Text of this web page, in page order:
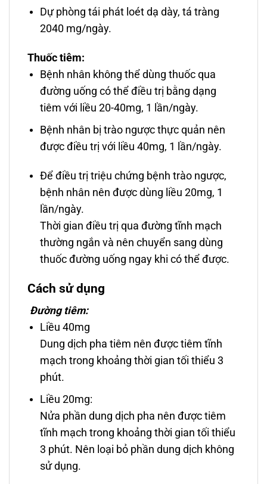
Dự phòng tái phát loét dạ dày, tá tràng
2040 mg/ngày.
Thuốc tiêm:
Bệnh nhân không thể dùng thuốc qua
đường uống có thể điều trị bằng dạng
tiêm với liều 20-40mg, 1 lần/ngày.
Bệnh nhân bị trào ngược thực quản nên
được điều trị với liều 40mg, 1 lần/ngày.
Ðể điều trị triệu chứng bệnh trào ngược,
bệnh nhân nên được dùng liều 20mg, 1
lần/ngày.
Thời gian điều trị qua đường tĩnh mạch
thường ngắn và nên chuyển sang dùng
thuốc đường uống ngay khi có thể được.
Cách sử dụng
Ðường tiêm:
Liều 40mg
Dung dịch pha tiêm nên được tiêm tĩnh
mạch trong khoảng thời gian tối thiểu 3
phút.
Liều 20mg:
Nửa phần dung dịch pha nên được tiêm
tĩnh mạch trong khoảng thời gian tối thiểu
3 phút. Nên loại bỏ phần dung dịch không
sử dụng.